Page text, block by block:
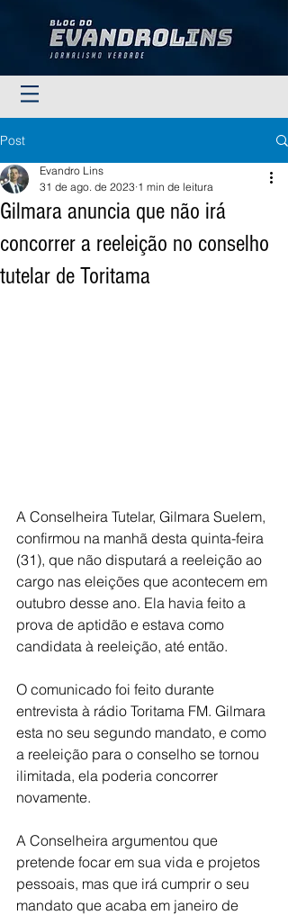
Post
Gilmara anuncia que não irá
concorrer a reeleição no conselho
tutelar de Toritama
Evandro Lins
31 de ago. de 2023 1 min de leitura
A Conselheira Tutelar, Gilmara Suelem,
confirmou na manhã desta quinta-feira
(31), que não disputará a reeleição ao
cargo nas eleições que acontecem em
outubro desse ano. Ela havia feito a
prova de aptidão e estava como
candidata à reeleição, até então.
O comunicado foi feito durante
entrevista à rádio Toritama FM. Gilmara
esta no seu segundo mandato, e como
a reeleição para o conselho se tornou
ilimitada, ela poderia concorrer
novamente.
A Conselheira argumentou que
pretende focar em sua vida e projetos
pessoais, mas que irá cumprir o seu
mandato que acaba em janeiro de